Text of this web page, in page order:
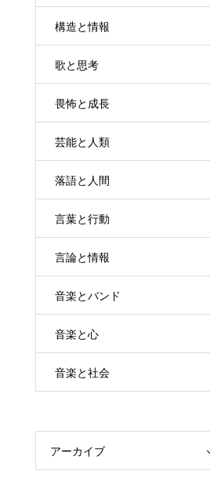
構造と情報
歌と思考
畏怖と成長
芸能と人類
落語と人間
言葉と行動
言論と情報
音楽とバンド
音楽と心
音楽と社会
アーカイブ